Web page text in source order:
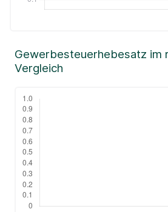
Gewerbesteuerhebesatz im
Vergleich